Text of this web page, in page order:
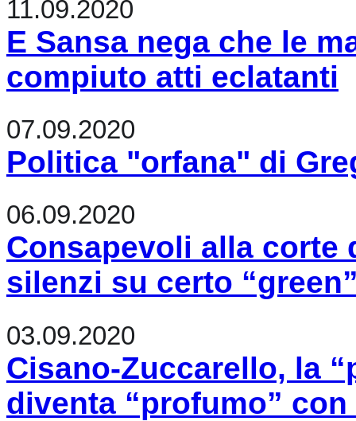
11.09.2020
E Sansa nega che le
compiuto atti eclatanti
07.09.2020
Politica "orfana" di
06.09.2020
Consapevoli alla corte
silenzi su certo
03.09.2020
Cisano-Zuccarello, la
diventa “profumo”